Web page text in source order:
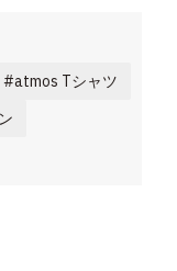
atmos Tシャツ